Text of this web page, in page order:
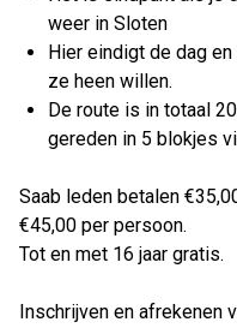
weer in Sloten
Hier eindigt de dag
ze heen willen.
De route is in totaal
gereden in 5 blokjes
Saab leden betalen
€45,00 per persoon.
Tot en met 16 jaar gratis.
Inschrijven en afrekenen